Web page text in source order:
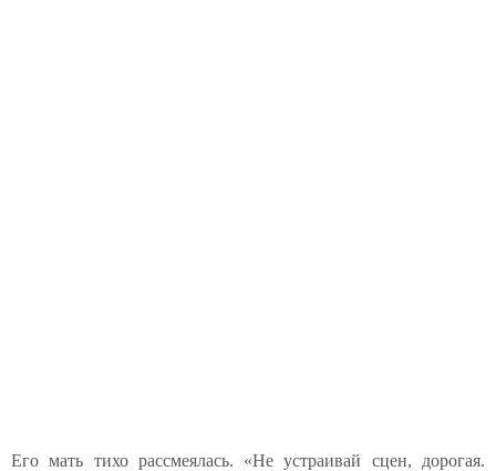
Его мать тихо рассмеялась. «Не устраивай сцен, дорогая.